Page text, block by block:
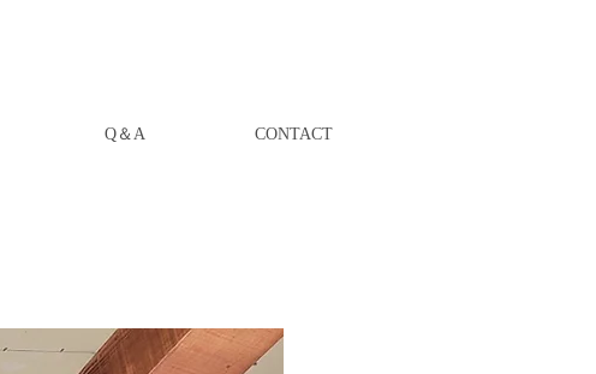
Q＆A CONTACT